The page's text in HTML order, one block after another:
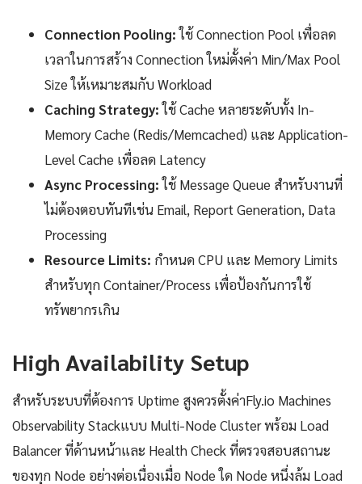
Connection Pooling:ใช้ Connection Pool เพื่อลด
เวลาในการสร้าง Connection ใหม่ตั้งค่า Min/Max Pool
Size ให้เหมาะสมกับ Workload
Caching Strategy:ใช้ Cache หลายระดับทั้ง In-
Memory Cache (Redis/Memcached) และ Application-
Level Cache เพื่อลด Latency
Async Processing:ใช้ Message Queue สำหรับงานที่
ไม่ต้องตอบทันทีเช่น Email, Report Generation, Data
Processing
Resource Limits: กำหนด CPU และ Memory Limits
สำหรับทุก Container/Process เพื่อป้องกันการใช้
ทรัพยากรเกิน
High Availability Setup
สำหรับระบบที่ต้องการ Uptime สูงควรตั้งค่าFly.io Machines
Observability Stackแบบ Multi-Node Cluster พร้อม Load
Balancer ที่ด้านหน้าและ Health Check ที่ตรวจสอบสถานะ
ของทุก Node อย่างต่อเนื่องเมื่อ Node ใด Node หนึ่งล้ม Load